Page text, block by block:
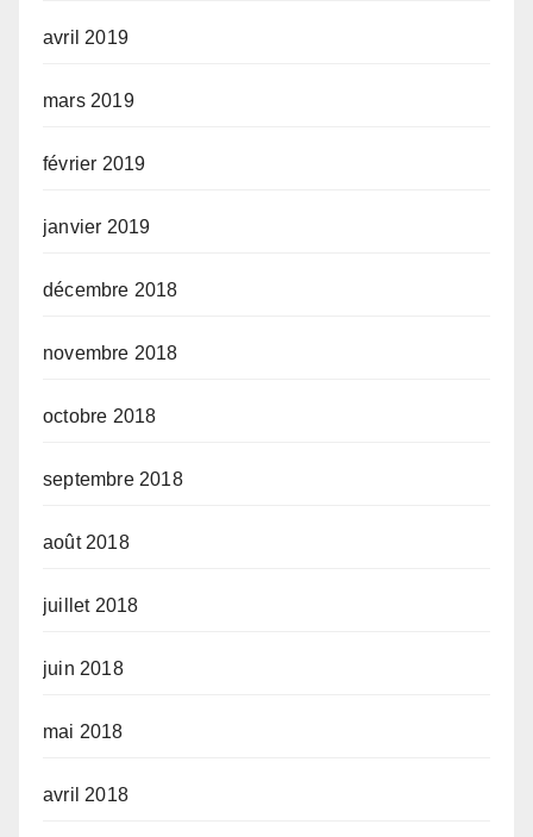
avril 2019
mars 2019
février 2019
janvier 2019
décembre 2018
novembre 2018
octobre 2018
septembre 2018
août 2018
juillet 2018
juin 2018
mai 2018
avril 2018